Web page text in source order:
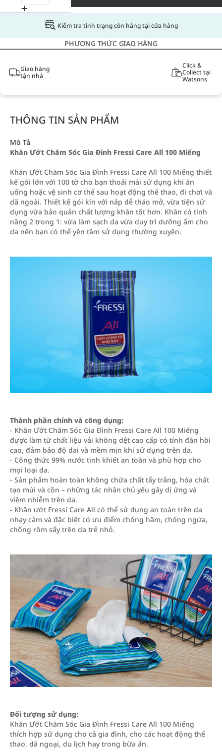
Kiểm tra tình trạng còn hàng tại cửa hàng
PHƯƠNG THỨC GIAO HÀNG
Giao hàng
tận nhà
Click &
Collect tại
Watsons
THÔNG TIN SẢN PHẨM
Mô Tả
Khăn Ướt Chăm Sóc Gia Đình Fressi Care All 100 Miếng
Khăn Ướt Chăm Sóc Gia Đình Fressi Care All 100 Miếng thiết
kế gói lớn với 100 tờ cho bạn thoải mái sử dụng khi ăn
uống hoặc vệ sinh cơ thể sau hoạt động thể thao, đi chơi và
dã ngoài. Thiết kế gói kín với nắp dễ tháo mở, vừa tiện sử
dụng vừa bảo quản chất lượng khăn tốt hơn. Khăn có tính
năng 2 trong 1: vừa làm sạch da vừa duy trì dưỡng ẩm cho
da nên bạn có thể yên tâm sử dụng thường xuyên.
Thành phần chính và công dụng:
- Khăn Ướt Chăm Sóc Gia Đình Fressi Care All 100 Miếng
được làm từ chất liệu vải không dệt cao cấp có tính đàn hồi
cao, đảm bảo độ dai và mềm mịn khi sử dụng trên da.
- Công thức 99% nước tinh khiết an toàn và phù hợp cho
mọi loại da.
- Sản phẩm hoàn toàn không chứa chất tẩy trắng, hóa chất
tạo mùi và cồn – những tác nhân chủ yếu gây dị ứng và
viêm nhiễm trên da.
- Khăn ướt Fressi Care All có thể sử dụng an toàn trên da
nhạy cảm và đặc biệt có ưu điểm chống hăm, chống ngứa,
chống rôm sẩy trên da trẻ nhỏ.
Đối tượng sử dụng:
Khăn Ướt Chăm Sóc Gia Đình Fressi Care All 100 Miếng
thích hợp sử dụng cho cả gia đình, cho các hoạt động thể
thao, dã ngoại, du lịch hay trong bữa ăn.